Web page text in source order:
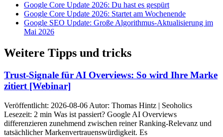
Google Core Update 2026: Du hast es gespürt
Google Core Update 2026: Startet am Wochenende
Google SEO Update: Große Algorithmus-Aktualisierung im
Mai 2026
Weitere Tipps und tricks
Trust-Signale für AI Overviews: So wird Ihre Marke
zitiert [Webinar]
Veröffentlicht: 2026-08-06 Autor: Thomas Hintz | Seoholics
Lesezeit: 2 min Was ist passiert? Google AI Overviews
differenzieren zunehmend zwischen reiner Ranking-Relevanz und
tatsächlicher Markenvertrauenswürdigkeit. Es